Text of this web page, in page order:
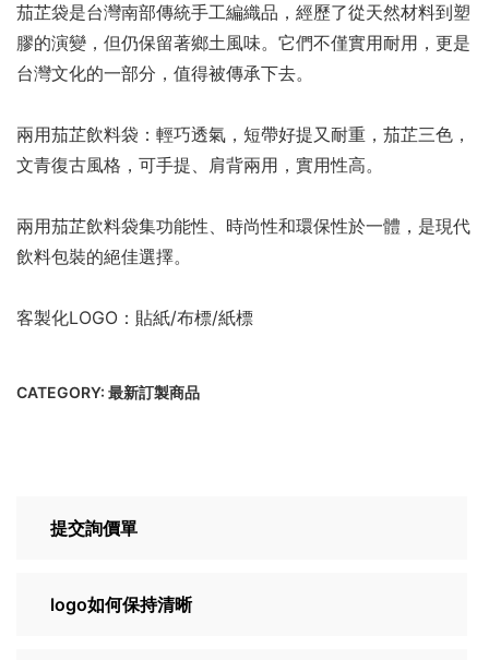
茄芷袋是台灣南部傳統手工編織品，經歷了從天然材料到塑
膠的演變，但仍保留著鄉土風味。它們不僅實用耐用，更是
台灣文化的一部分，值得被傳承下去。
兩用茄芷飲料袋：輕巧透氣，短帶好提又耐重，茄芷三色，
文青復古風格，可手提、肩背兩用，實用性高。
兩用茄芷飲料袋集功能性、時尚性和環保性於一體，是現代
飲料包裝的絕佳選擇。
客製化LOGO：貼紙/布標/紙標
CATEGORY: 最新訂製商品
提交詢價單
logo如何保持清晰